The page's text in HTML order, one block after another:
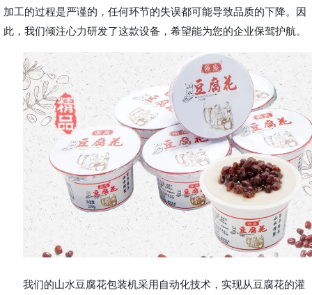
加工的过程是严谨的，任何环节的失误都可能导致品质的下降。因
此，我们倾注心力研发了这款设备，希望能为您的企业保驾护航。
我们的山水豆腐花包装机采用自动化技术，实现从豆腐花的灌